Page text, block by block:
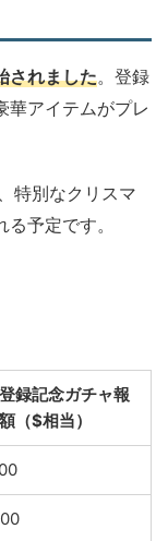
されました。登録
華アイテムがプレ
特別なクリスマ
予定です。
録記念ガチャ報
（$相当）